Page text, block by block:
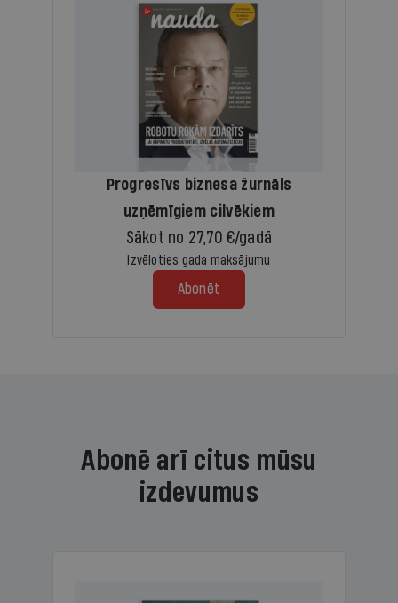
Progresīvs biznesa žurnāls
uzņēmīgiem cilvēkiem
Sākot no 27,70 €/gadā
Izvēloties gada maksājumu
Abonēt
Abonē arī citus mūsu
izdevumus